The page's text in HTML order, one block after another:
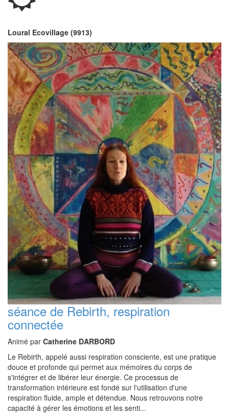
Loural Ecovillage (9913)
séance de Rebirth, respiration
connectée
Animé par Catherine DARBORD
Le Rebirth, appelé aussi respiration consciente, est une pratique
douce et profonde qui permet aux mémoires du corps de
s'intégrer et de libérer leur énergie. Ce processus de
transformation intérieure est fondé sur l'utilisation d'une
respiration fluide, ample et détendue. Nous retrouvons notre
capacité à gérer les émotions et les senti...